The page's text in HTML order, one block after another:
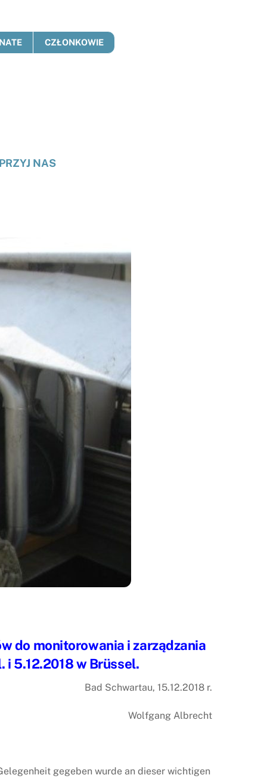
CZŁONKOWIE
NAS
do monitorowania i zarządzania
i 5.12.2018 w Brüssel.
Bad Schwartau, 15.12.2018 r.
Wolfgang Albrecht
gegeben wurde an dieser wichtigen